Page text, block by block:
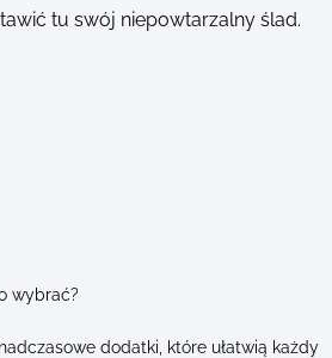
tu swój niepowtarzalny ślad.
wybrać?
dodatki, które ułatwią każdy